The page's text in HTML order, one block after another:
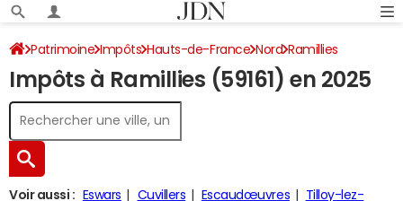
Patrimoine Impôts Hauts-de-France Nord Ramillies
Impôt sur le revenu
Impôts à Ramillies (59161) en 2025
Voir aussi : Eswars Cuvillers Escaudœuvres
Tilloy-lez-